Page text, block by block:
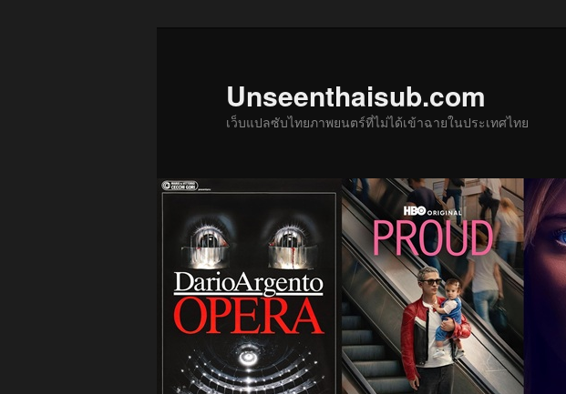
Unseenthaisub.com
เว็บแปลซับไทยภาพยนตร์ที่ไม่ได้เข้าฉายในประเทศไทย